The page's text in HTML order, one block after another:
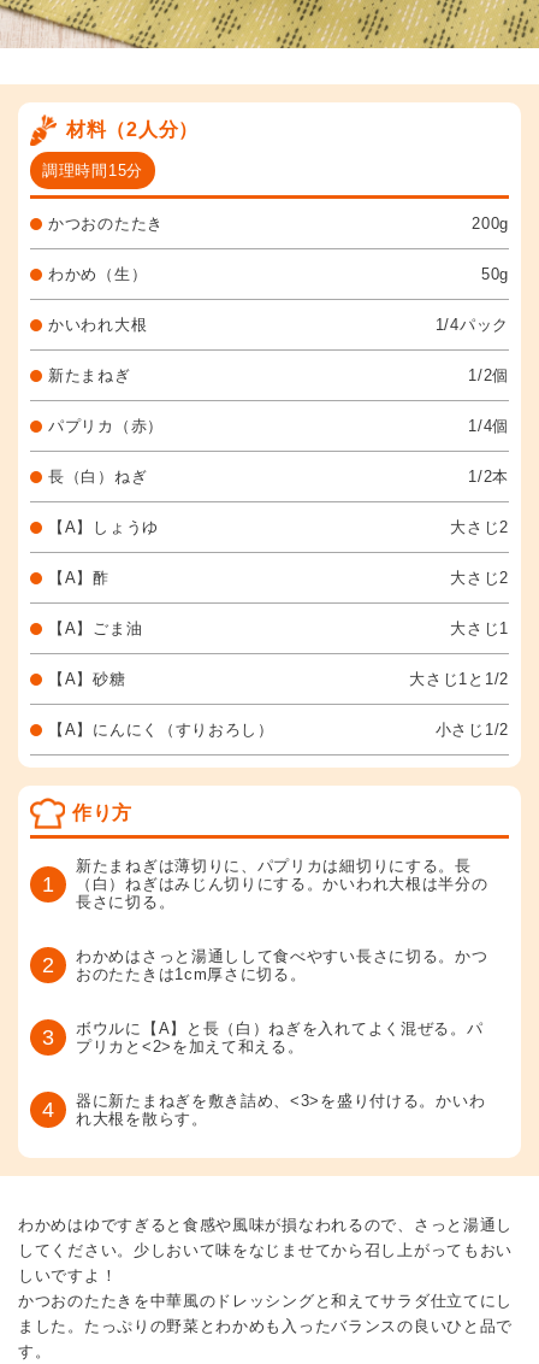
材料（2人分）
調理時間15分
かつおのたたき 200g
わかめ（生） 50g
かいわれ大根 1/4パック
新たまねぎ 1/2個
パプリカ（赤） 1/4個
長（白）ねぎ 1/2本
【A】しょうゆ 大さじ2
【A】酢 大さじ2
【A】ごま油 大さじ1
【A】砂糖 大さじ1と1/2
【A】にんにく（すりおろし） 小さじ1/2
作り方
1
新たまねぎは薄切りに、パプリカは細切りにする。長
（白）ねぎはみじん切りにする。かいわれ大根は半分の
長さに切る。
2
わかめはさっと湯通しして食べやすい長さに切る。かつ
おのたたきは1cm厚さに切る。
3
ボウルに【A】と長（白）ねぎを入れてよく混ぜる。パ
プリカと<2>を加えて和える。
4
器に新たまねぎを敷き詰め、<3>を盛り付ける。かいわ
れ大根を散らす。
わかめはゆですぎると食感や風味が損なわれるので、さっと湯通し
してください。少しおいて味をなじませてから召し上がってもおい
しいですよ！
かつおのたたきを中華風のドレッシングと和えてサラダ仕立てにし
ました。たっぷりの野菜とわかめも入ったバランスの良いひと品で
す。